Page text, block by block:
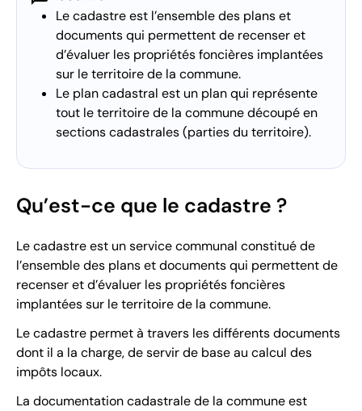
Le cadastre est l’ensemble des plans et
documents qui permettent de recenser et
d’évaluer les propriétés foncières implantées
sur le territoire de la commune.
Le plan cadastral est un plan qui représente
tout le territoire de la commune découpé en
sections cadastrales (parties du territoire).
Qu’est-ce que le cadastre ?
Le cadastre est un service communal constitué de
l’ensemble des plans et documents qui permettent de
recenser et d’évaluer les propriétés foncières
implantées sur le territoire de la commune.
Le cadastre permet à travers les différents documents
dont il a la charge, de servir de base au calcul des
impôts locaux.
La documentation cadastrale de la commune est